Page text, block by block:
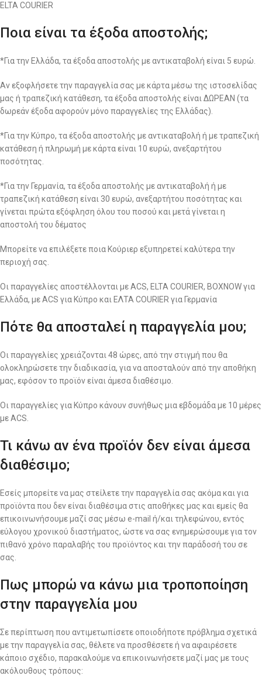
ELTA COURIER
Ποια είναι τα έξοδα αποστολής;
*Για την Ελλάδα, τα έξοδα αποστολής με αντικαταβολή είναι 5 ευρώ.
Αν εξοφλήσετε την παραγγελία σας με κάρτα μέσω της ιστοσελίδας
μας ή τραπεζική κατάθεση, τα έξοδα αποστολής είναι ΔΩΡΕΑΝ (τα
δωρεάν έξοδα αφορούν μόνο παραγγελίες της Ελλάδας).
*Για την Κύπρο, τα έξοδα αποστολής με αντικαταβολή ή με τραπεζική
κατάθεση ή πληρωμή με κάρτα είναι 10 ευρώ, ανεξαρτήτου
ποσότητας.
*Για την Γερμανία, τα έξοδα αποστολής με αντικαταβολή ή με
τραπεζική κατάθεση είναι 30 ευρώ, ανεξαρτήτου ποσότητας και
γίνεται πρώτα εξόφληση όλου του ποσού και μετά γίνεται η
αποστολή του δέματος
Μπορείτε να επιλέξετε ποια Κούριερ εξυπηρετεί καλύτερα την
περιοχή σας.
Οι παραγγελίες αποστέλλονται με ACS, ELTA COURIER, BOXNOW για
Ελλάδα, με ACS για Κύπρο και ΕΛΤΑ COURIER για Γερμανία
Πότε θα αποσταλεί η παραγγελία μου;
Οι παραγγελίες χρειάζονται 48 ώρες, από την στιγμή που θα
ολοκληρώσετε την διαδικασία, για να αποσταλούν από την αποθήκη
μας, εφόσον το προϊόν είναι άμεσα διαθέσιμο.
Οι παραγγελίες για Κύπρο κάνουν συνήθως μια εβδομάδα με 10 μέρες
με ACS.
Τι κάνω αν ένα προϊόν δεν είναι άμεσα
διαθέσιμο;
Εσείς μπορείτε να μας στείλετε την παραγγελία σας ακόμα και για
προϊόντα που δεν είναι διαθέσιμα στις αποθήκες μας και εμείς θα
επικοινωνήσουμε μαζί σας μέσω e-mail ή/και τηλεφώνου, εντός
εύλογου χρονικού διαστήματος, ώστε να σας ενημερώσουμε για τον
πιθανό χρόνο παραλαβής του προϊόντος και την παράδοσή του σε
σας.
Πως μπορώ να κάνω μια τροποποίηση
στην παραγγελία μου
Σε περίπτωση που αντιμετωπίσετε οποιοδήποτε πρόβλημα σχετικά
με την παραγγελία σας, θέλετε να προσθέσετε ή να αφαιρέσετε
κάποιο σχέδιο, παρακαλούμε να επικοινωνήσετε μαζί μας με τους
ακόλουθους τρόπους: